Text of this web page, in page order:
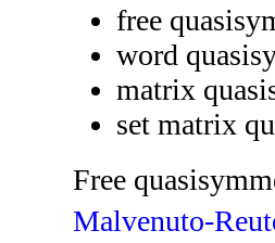
free
word
matrix
set matrix
Free
Malvenuto-